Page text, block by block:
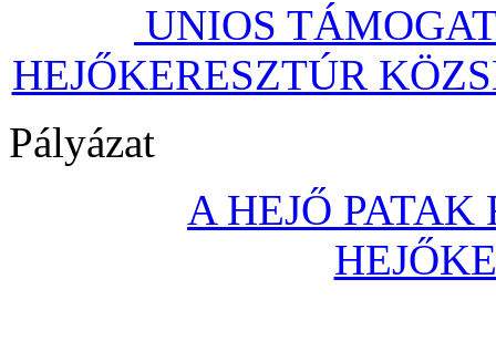
UNIOS
HEJŐKERESZTÚR
Pályázat
A HEJŐ